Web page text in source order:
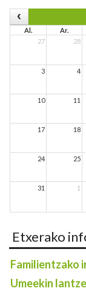
Al. Ar.
27
28
3 4
10 11
17 18
24 25
31 1
Etxerako
Familientzako
Umeekin